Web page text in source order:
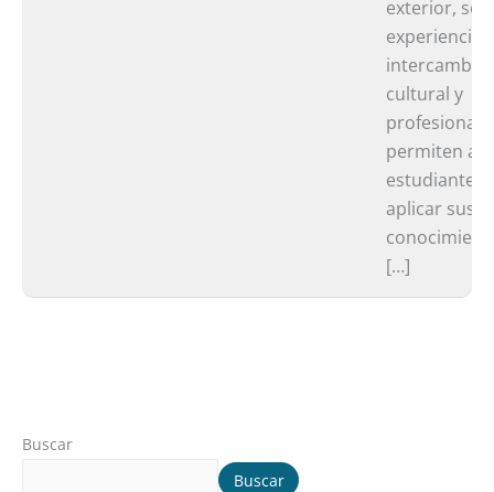
Buscar
Buscar
exterior, son
intercambio
cultural y
profesional
permiten a
estudiantes
aplicar sus
[…]